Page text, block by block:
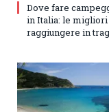
Dove fare
in Italia: le migliori
raggiungere in